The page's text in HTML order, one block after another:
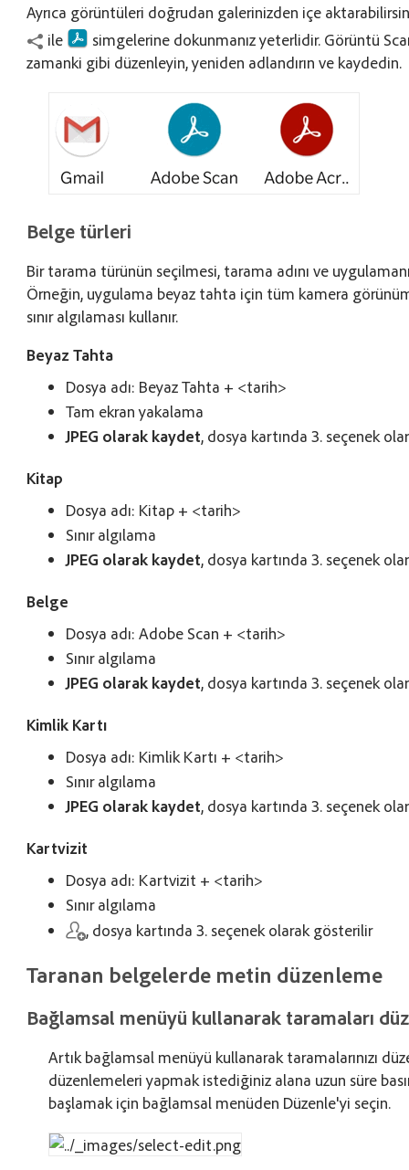
Ayrıca görüntüleri doğrudan galerinizden içe
ile
simgelerine dokunmanız yeterlidir. Görüntü
zamanki gibi düzenleyin, yeniden adlandırın ve kaydedin.
Belge türleri
Bir tarama türünün seçilmesi, tarama adını ve
Örneğin, uygulama beyaz tahta için tüm kamera
sınır algılaması kullanır.
Beyaz Tahta
Dosya adı: Beyaz Tahta + <tarih>
Tam ekran yakalama
JPEG olarak kaydet, dosya kartında 3. seçenek
Kitap
Dosya adı: Kitap + <tarih>
Sınır algılama
JPEG olarak kaydet, dosya kartında 3. seçenek
Belge
Dosya adı: Adobe Scan + <tarih>
Sınır algılama
JPEG olarak kaydet, dosya kartında 3. seçenek
Kimlik Kartı
Dosya adı: Kimlik Kartı + <tarih>
Sınır algılama
JPEG olarak kaydet, dosya kartında 3. seçenek
Kartvizit
Dosya adı: Kartvizit + <tarih>
Sınır algılama
, dosya kartında 3. seçenek olarak gösterilir
Taranan belgelerde metin düzenleme
Bağlamsal menüyü kullanarak taramaları
Artık bağlamsal menüyü kullanarak taramalarınızı
düzenlemeleri yapmak istediğiniz alana uzun süre
başlamak için bağlamsal menüden Düzenle'yi seçin.